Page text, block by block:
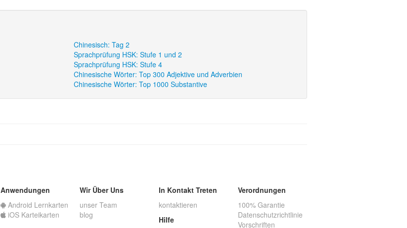
Chinesisch: Tag 2
Sprachprüfung HSK: Stufe 1 und 2
Sprachprüfung HSK: Stufe 4
Chinesische Wörter: Top 300 Adjektive und Adverbien
Chinesische Wörter: Top 1000 Substantive
Anwendungen
Android Lernkarten
iOS Karteikarten
Wir Über Uns
unser Team
blog
In Kontakt Treten
kontaktieren
Hilfe
Verordnungen
100% Garantie
Datenschutzrichtlinie
Vorschriften